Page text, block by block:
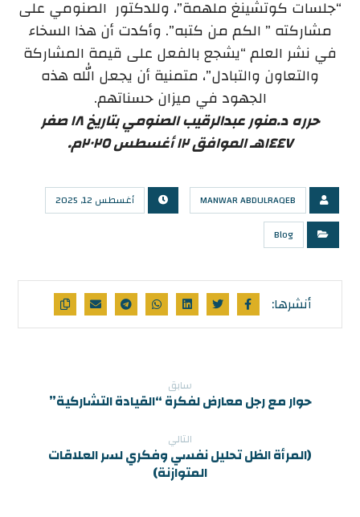
“جلسات كوتشينغ ملهمة”، وللدكتور الصنومي على
مشاركته ” الكم من كتبه”. وأكدت أن هذا السخاء
في نشر العلم “يشجع بالفعل على قيمة المشاركة
والتعاون والتبادل”، متمنية أن يجعل الله هذه
الجهود في ميزان حسناتهم.
حرره د.منور عبدالرقيب الصنومي بتاريخ ١٨ صفر
١٤٤٧هـ الموافق ١٢ أغسطس ٢٠٢٥م.
MANWAR ABDULRAQEB
أغسطس 12, 2025
Blog
سابق
حوار مع رجل معارض لفكرة “القيادة التشاركية”
التالي
(المرأة الظل تحليل نفسي وفكري لسر العلاقات
المتوازنة)